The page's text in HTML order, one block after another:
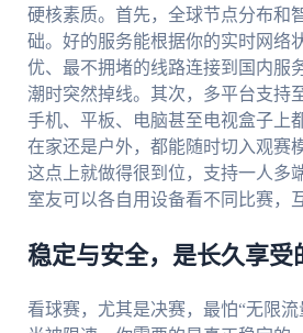
硬核素质。首先，全球节点分布和
础。好的服务能根据你的实时网络
优、最不拥堵的线路连接到国内服
潮时突然掉线。其次，多平台支持
手机、平板、电脑甚至电视盒子上
在家还是户外，都能随时切入观赛
这点上就做得很到位，支持一人多
室友可以各自用设备看不同比赛，
稳定与安全，是长久享受
看球赛，尤其是决赛，最怕“无限